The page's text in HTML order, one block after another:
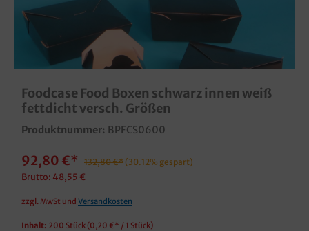
Foodcase Food Boxen schwarz innen weiß
fettdicht versch. Größen
Produktnummer: BPFCS0600
92,80 €* 132,80 €* (30.12% gespart)
Brutto: 48,55 €
zzgl. MwSt und Versandkosten
Inhalt: 200 Stück (0,20 €* / 1 Stück)